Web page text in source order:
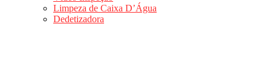
Limpeza de Caixa D’Água
Dedetizadora